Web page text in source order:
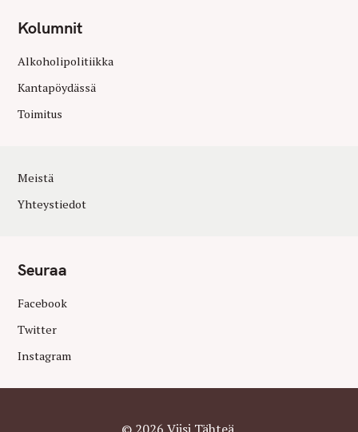
Kolumnit
Alkoholipolitiikka
Kantapöydässä
Toimitus
Meistä
Yhteystiedot
Seuraa
Facebook
Twitter
Instagram